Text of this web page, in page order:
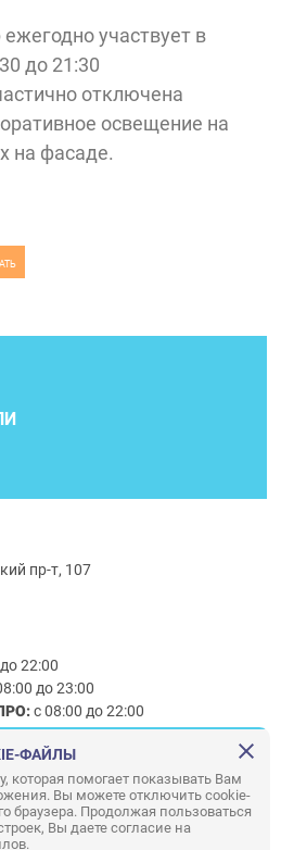
участвует в
до 21:30
отключена
освещение на
на фасаде.
пр-т, 107
22:00
до 23:00
:с 08:00 до 22:00
All right reserved.
ФАЙЛЫ
которая помогает показывать Вам
Вы можете отключить cookie-
браузера. Продолжая пользоваться
Вы даете согласие на